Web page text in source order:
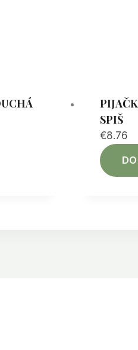
SPIŠ
€8.76